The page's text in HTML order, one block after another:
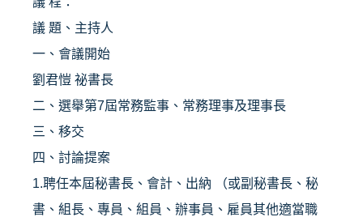
議 題、主持人
一、會議開始
劉君愷 祕書長
二、選舉第7屆常務監事、常務理事及理事長
三、移交
四、討論提案
1.聘任本屆秘書長、會計、出納 （或副秘書長、秘
書、組長、專員、組員、辦事員、雇員其他適當職